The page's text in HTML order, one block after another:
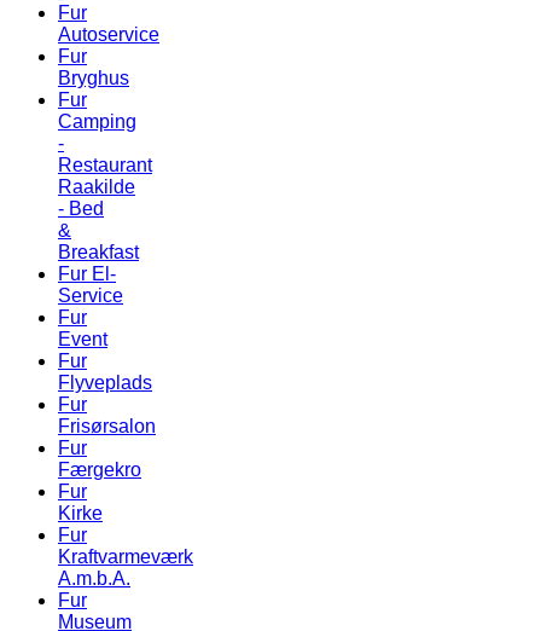
Fur
Autoservice
Fur
Bryghus
Fur
Camping
-
Restaurant
Raakilde
- Bed
&
Breakfast
Fur El-
Service
Fur
Event
Fur
Flyveplads
Fur
Frisørsalon
Fur
Færgekro
Fur
Kirke
Fur
Kraftvarmeværk
A.m.b.A.
Fur
Museum